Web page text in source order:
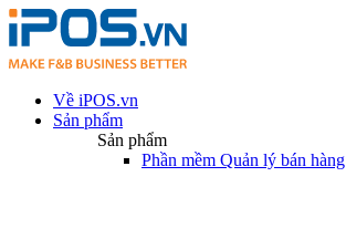
Về iPOS.vn
Sản phẩm
Sản phẩm
Phần mềm Quản lý bán hàng